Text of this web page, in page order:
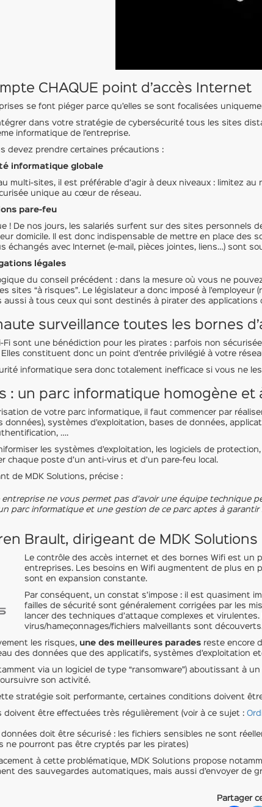
CHAQUE point d’accès Internet
se font piéger parce qu’elles se sont focalisées
dans votre stratégie de cybersécurité tous les sites
informatique de l’entreprise.
devez prendre certaines précautions :
informatique globale
multi-sites, il est préférable d’agir à deux niveaux : limitez
unique au cœur de réseau.
pare-feu
! De nos jours, les salariés surfent sur des sites
domicile. Il est donc indispensable de mettre en place
échangés avec Internet (e-mail, pièces jointes, liens…) sont
légales
du conseil précédent : dans la mesure où vous ne
sites “à risques”. Le législateur a donc imposé à l’employeur
aussi à tous ceux qui sont destinés à pirater des applications
surveillance toutes les bornes
Fi sont une bénédiction pour les pirates : parfois non
constituent donc un point d’entrée privilégié à votre
informatique sera donc totalement inefficace si vous ne
: un parc informatique homogène et
de votre parc informatique, il faut commencer par
systèmes d’exploitation, bases de données,
….
les systèmes d’exploitation, les logiciels de
chaque poste d’un anti-virus et d’un pare-feu local.
de MDK Solutions, précise :
entreprise ne vous permet pas d’avoir une équipe technique
parc informatique et une gestion de ce parc aptes à
Brault, dirigeant de MDK Solutions
Le contrôle des accès internet et des bornes Wifi est un
entreprises. Les besoins en Wifi augmentent de plus en
sont en expansion constante.
Par conséquent, un constat s’impose : il est quasiment
failles de sécurité sont généralement corrigées par les
lancer des techniques d’attaque complexes et
virus/hameçonnages/fichiers malveillants sont
les risques, une des meilleures parades reste encore
des données que des applicatifs, systèmes d’exploitation
via un logiciel de type “ransomware”) aboutissant à
son activité.
stratégie soit performante, certaines conditions doivent
doivent être effectuées très régulièrement (voir à ce sujet :
doit être sécurisé : les fichiers sensibles ne sont
ne pourront pas être cryptés par les pirates)
à cette problématique, MDK Solutions propose
des sauvegardes automatiques, mais aussi d’envoyer
Partager